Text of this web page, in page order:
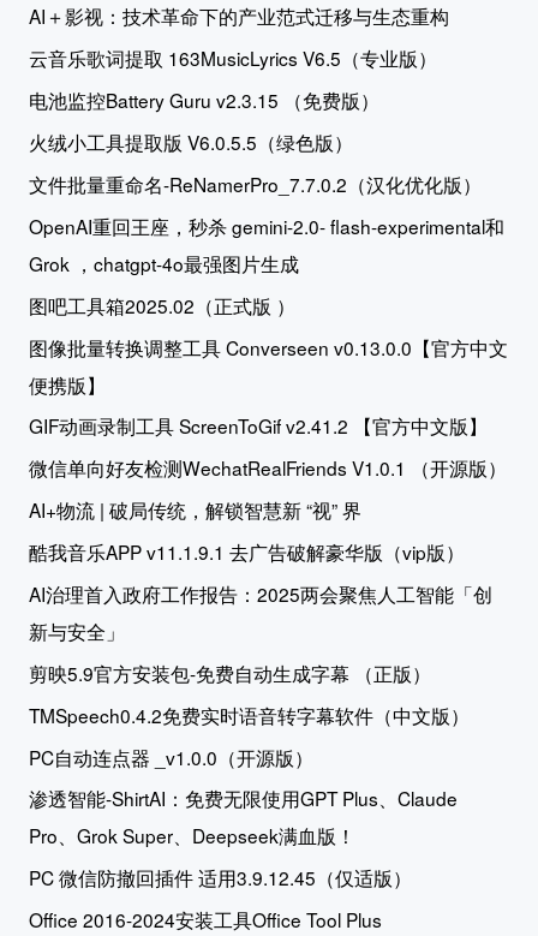
AI＋影视：技术革命下的产业范式迁移与生态重构
云音乐歌词提取 163MusicLyrics V6.5（专业版）
电池监控Battery Guru v2.3.15 （免费版）
火绒小工具提取版 V6.0.5.5（绿色版）
文件批量重命名-ReNamerPro_7.7.0.2（汉化优化版）
OpenAI重回王座，秒杀 gemini-2.0- flash-experimental和
Grok ，chatgpt-4o最强图片生成
图吧工具箱2025.02（正式版 ）
图像批量转换调整工具 Converseen v0.13.0.0【官方中文
便携版】
GIF动画录制工具 ScreenToGif v2.41.2 【官方中文版】
微信单向好友检测WechatRealFriends V1.0.1 （开源版）
AI+物流 | 破局传统，解锁智慧新 “视” 界
酷我音乐APP v11.1.9.1 去广告破解豪华版（vip版）
AI治理首入政府工作报告：2025两会聚焦人工智能「创
新与安全」
剪映5.9官方安装包-免费自动生成字幕 （正版）
TMSpeech0.4.2免费实时语音转字幕软件（中文版）
PC自动连点器 _v1.0.0（开源版）
渗透智能-ShirtAI：免费无限使用GPT Plus、Claude
Pro、Grok Super、Deepseek满血版！
PC 微信防撤回插件 适用3.9.12.45（仅适版）
Office 2016-2024安装工具Office Tool Plus